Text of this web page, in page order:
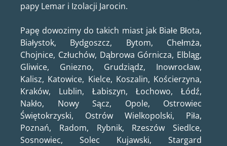
papy Lemar i Izolacji Jarocin.
Papę dowozimy do takich miast jak Białe Błota,
Białystok, Bydgoszcz, Bytom, Chełmża,
Chojnice, Człuchów, Dąbrowa Górnicza, Elbląg,
Gliwice, Gniezno, Grudziądz, Inowrocław,
Kalisz, Katowice, Kielce, Koszalin, Kościerzyna,
Kraków, Lublin, Łabiszyn, Łochowo, Łódź,
Nakło, Nowy Sącz, Opole, Ostrowiec
Świętokrzyski, Ostrów Wielkopolski, Piła,
Poznań, Radom, Rybnik, Rzeszów Siedlce,
Sosnowiec, Solec Kujawski, Stargard